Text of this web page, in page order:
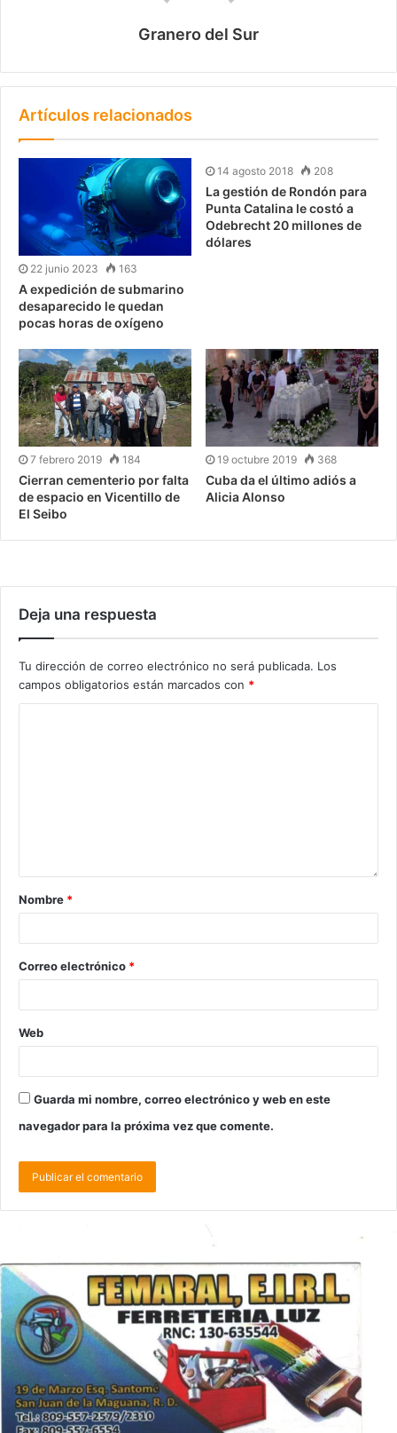
Granero del Sur
Artículos relacionados
22 junio 2023 163
A expedición de submarino
desaparecido le quedan
pocas horas de oxígeno
14 agosto 2018 208
La gestión de Rondón para
Punta Catalina le costó a
Odebrecht 20 millones de
dólares
7 febrero 2019 184
Cierran cementerio por falta
de espacio en Vicentillo de
El Seibo
19 octubre 2019 368
Cuba da el último adiós a
Alicia Alonso
Deja una respuesta
Tu dirección de correo electrónico no será publicada. Los
campos obligatorios están marcados con *
Nombre *
Correo electrónico *
Web
Guarda mi nombre, correo electrónico y web en este
navegador para la próxima vez que comente.